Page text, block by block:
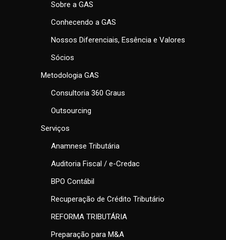
Sobre a GAS
Conhecendo a GAS
Nossos Diferenciais, Essência e Valores
Sócios
Metodologia GAS
Consultoria 360 Graus
Outsourcing
Serviços
Anamnese Tributária
Auditoria Fiscal / e-Credac
BPO Contábil
Recuperação de Crédito Tributário
REFORMA TRIBUTÁRIA
Preparação para M&A